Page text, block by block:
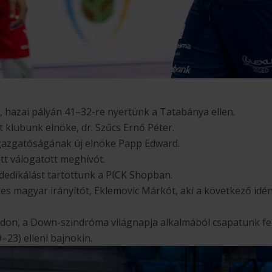
hazai pályán 41–32-re nyertünk a Tatabánya ellen.
elnöke, dr. Szűcs Ernő Péter.
új elnöke Papp Edward.
válogatott meghívót.
tartottunk a PICK Shopban.
magyar irányítót, Eklemovic Márkót, aki a következő
a Down-szindróma világnapja alkalmából csapatunk
elleni bajnokin.